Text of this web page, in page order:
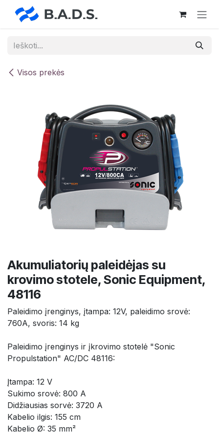
Skip to Content
Visos prekės
Akumuliatorių paleidėjas su
krovimo stotele, Sonic Equipment,
48116
Paleidimo įrenginys, įtampa: 12V, paleidimo srovė:
760A, svoris: 14 kg
Paleidimo įrenginys ir įkrovimo stotelė "Sonic
Propulstation" AC/DC 48116:
Įtampa: 12 V
Sukimo srovė: 800 A
Didžiausias sorvė: 3720 A
Kabelio ilgis: 155 cm
Kabelio Ø: 35 mm²